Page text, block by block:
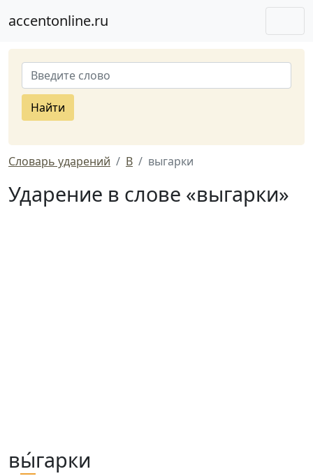
accentonline.ru
Найти
Словарь ударений В выгарки
Ударение в слове «выгарки»
вы́гарки